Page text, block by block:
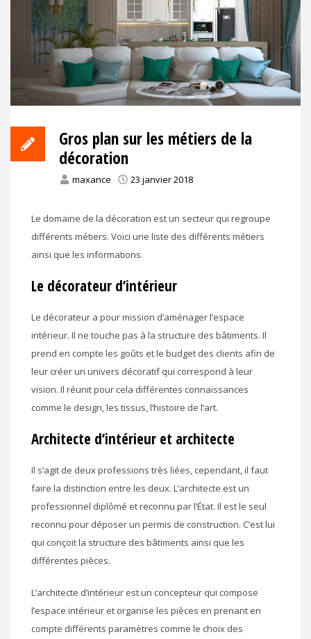
Gros plan sur les métiers de la
décoration
maxance 23 janvier 2018
Le domaine de la décoration est un secteur qui regroupe
différents métiers. Voici une liste des différents métiers
ainsi que les informations.
Le décorateur d’intérieur
Le décorateur a pour mission d’aménager l’espace
intérieur. Il ne touche pas à la structure des bâtiments. Il
prend en compte les goûts et le budget des clients afin de
leur créer un univers décoratif qui correspond à leur
vision. Il réunit pour cela différentes connaissances
comme le design, les tissus, l’histoire de l’art.
Architecte d’intérieur et architecte
Il s’agit de deux professions très liées, cependant, il faut
faire la distinction entre les deux. L’architecte est un
professionnel diplômé et reconnu par l’État. Il est le seul
reconnu pour déposer un permis de construction. C’est lui
qui conçoit la structure des bâtiments ainsi que les
différentes pièces.
L’architecte d’intérieur est un concepteur qui compose
l’espace intérieur et organise les pièces en prenant en
compte différents paramètres comme le choix des